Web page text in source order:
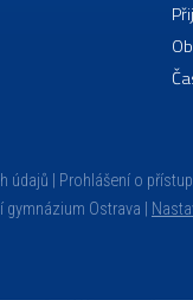
údajů Prohlášení o
Ostrava |